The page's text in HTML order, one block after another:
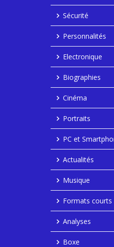
Sécurité
Personnalités
Electronique
Biographies
Cinéma
Portraits
PC et
Actualités
Musique
Formats courts
Analyses
Boxe